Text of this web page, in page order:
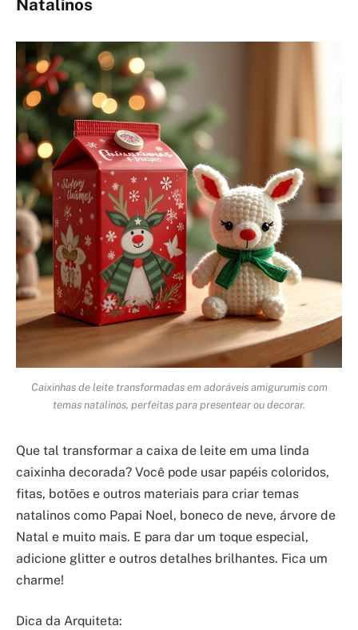
Natalinos
Caixinhas de leite transformadas em adoráveis amigurumis com
temas natalinos, perfeitas para presentear ou decorar.
Que tal transformar a caixa de leite em uma linda
caixinha decorada? Você pode usar papéis coloridos,
fitas, botões e outros materiais para criar temas
natalinos como Papai Noel, boneco de neve, árvore de
Natal e muito mais. E para dar um toque especial,
adicione glitter e outros detalhes brilhantes. Fica um
charme!
Dica da Arquiteta: